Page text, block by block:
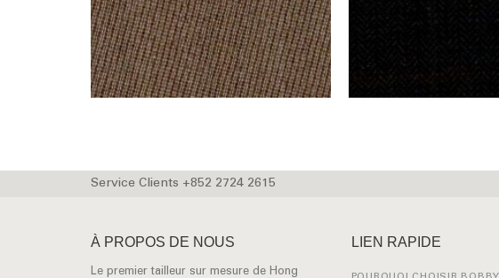
Service Clients +852 2724 2615
À PROPOS DE NOUS
Le premier tailleur sur mesure de Hong
LIEN RAPIDE